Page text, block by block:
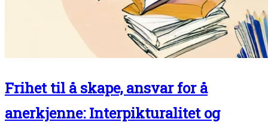
Frihet til å skape, ansvar for å
anerkjenne: Interpikturalitet og